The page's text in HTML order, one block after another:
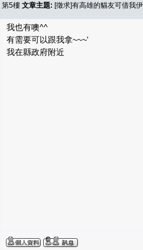
第5樓 文章主題: [徵求]有高雄的貓友可借我
我也有噢^^
有需要可以跟我拿~~~'
我在縣政府附近